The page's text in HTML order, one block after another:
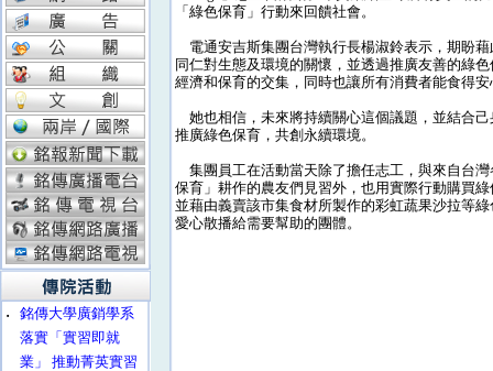
‧
銘傳大學廣銷學系
落實「實習即就
業」 推動菁英實習
「綠色保育」行動來回饋社會。
電通安吉斯集團台灣執行長楊淑鈴表示，期盼
同仁對生態及環境的關懷，並透過推廣友善的綠
經濟和保育的交集，同時也讓所有消費者能食得
她也相信，未來將持續關心這個議題，並結合
推廣綠色保育，共創永續環境。
集團員工在活動當天除了擔任志工，與來自台
保育」耕作的農友們見習外，也用實際行動購買
並藉由義賣該市集食材所製作的彩虹蔬果沙拉等
愛心散播給需要幫助的團體。